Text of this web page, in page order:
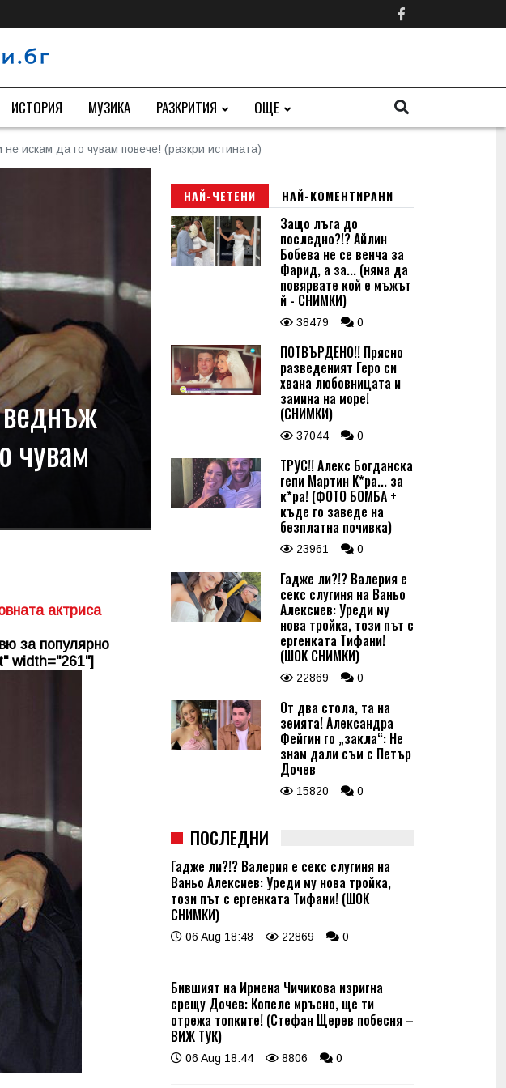
ИСТОРИЯ МУЗИКА РАЗКРИТИЯ ОЩЕ
искам да го чувам повече! (разкри истината)
чувам
актриса
за популярно
width="261"]
НАЙ-ЧЕТЕНИ НАЙ-КОМЕНТИРАНИ
Защо лъга до
последно?!? Айлин
Бобева не се венча за
Фарид, а за... (няма да
повярвате кой е мъжът
й - СНИМКИ)
38479 0
ПОТВЪРДЕНО!! Прясно
разведеният Геро си
хвана любовницата и
замина на море!
(СНИМКИ)
37044 0
ТРУС!! Алекс Богданска
гепи Мартин К*ра... за
к*ра! (ФОТО БОМБА +
къде го заведе на
безплатна почивка)
23961 0
Гадже ли?!? Валерия е
секс слугиня на Ваньо
Алексиев: Уреди му
нова тройка, този път с
ергенката Тифани!
(ШОК СНИМКИ)
22869 0
От два стола, та на
земята! Александра
Фейгин го „закла“: Не
знам дали съм с Петър
Дочев
15820 0
ПОСЛЕДНИ
Гадже ли?!? Валерия е секс слугиня на
Ваньо Алексиев: Уреди му нова тройка,
този път с ергенката Тифани! (ШОК
СНИМКИ)
06 Aug 18:48 22869 0
Бившият на Ирмена Чичикова изригна
срещу Дочев: Копеле мръсно, ще ти
отрежа топките! (Стефан Щерев побесня –
ВИЖ ТУК)
06 Aug 18:44 8806 0